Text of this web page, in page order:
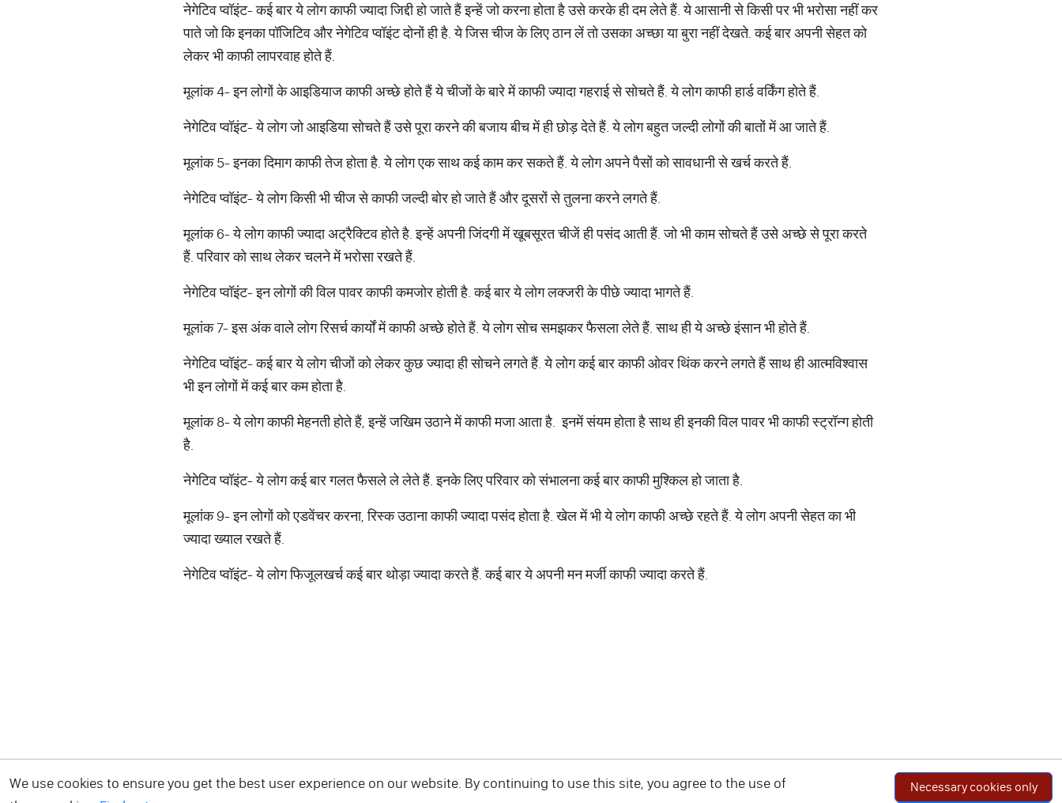
नेगेटिव प्वॉइंट- कई बार ये लोग काफी ज्यादा जिद्दी हो जाते हैं इन्हें जो करना होता है उसे करके ही दम लेते हैं. ये आसानी से किसी पर भी भरोसा नहीं कर
पाते जो कि इनका पॉजिटिव और नेगेटिव प्वॉइंट दोनों ही है. ये जिस चीज के लिए ठान लें तो उसका अच्छा या बुरा नहीं देखते. कई बार अपनी सेहत को
लेकर भी काफी लापरवाह होते हैं.
मूलांक 4- इन लोगों के आइडियाज काफी अच्छे होते हैं ये चीजों के बारे में काफी ज्यादा गहराई से सोचते हैं. ये लोग काफी हार्ड वर्किंग होते हैं.
नेगेटिव प्वॉइंट- ये लोग जो आइडिया सोचते हैं उसे पूरा करने की बजाय बीच में ही छोड़ देते हैं. ये लोग बहुत जल्दी लोगों की बातों में आ जाते हैं.
मूलांक 5- इनका दिमाग काफी तेज होता है. ये लोग एक साथ कई काम कर सकते हैं. ये लोग अपने पैसों को सावधानी से खर्च करते हैं.
नेगेटिव प्वॉइंट- ये लोग किसी भी चीज से काफी जल्दी बोर हो जाते हैं और दूसरों से तुलना करने लगते हैं.
मूलांक 6- ये लोग काफी ज्यादा अट्रैक्टिव होते है. इन्हें अपनी जिंदगी में खूबसूरत चीजें ही पसंद आती हैं. जो भी काम सोचते हैं उसे अच्छे से पूरा करते
हैं. परिवार को साथ लेकर चलने में भरोसा रखते हैं.
नेगेटिव प्वॉइंट- इन लोगों की विल पावर काफी कमजोर होती है. कई बार ये लोग लक्जरी के पीछे ज्यादा भागते हैं.
मूलांक 7- इस अंक वाले लोग रिसर्च कार्यों में काफी अच्छे होते हैं. ये लोग सोच समझकर फैसला लेते हैं. साथ ही ये अच्छे इंसान भी होते हैं.
नेगेटिव प्वॉइंट- कई बार ये लोग चीजों को लेकर कुछ ज्यादा ही सोचने लगते हैं. ये लोग कई बार काफी ओवर थिंक करने लगते हैं साथ ही आत्मविश्वास
भी इन लोगों में कई बार कम होता है.
मूलांक 8- ये लोग काफी मेहनती होते हैं, इन्हें जखिम उठाने में काफी मजा आता है. इनमें संयम होता है साथ ही इनकी विल पावर भी काफी स्ट्रॉन्ग होती
है.
नेगेटिव प्वॉइंट- ये लोग कई बार गलत फैसले ले लेते हैं. इनके लिए परिवार को संभालना कई बार काफी मुश्किल हो जाता है.
मूलांक 9- इन लोगों को एडवेंचर करना, रिस्क उठाना काफी ज्यादा पसंद होता है. खेल में भी ये लोग काफी अच्छे रहते हैं. ये लोग अपनी सेहत का भी
ज्यादा ख्याल रखते हैं.
नेगेटिव प्वॉइंट- ये लोग फिजूलखर्च कई बार थोड़ा ज्यादा करते हैं. कई बार ये अपनी मन मर्जी काफी ज्यादा करते हैं.
We use cookies to ensure you get the best user experience on our website. By continuing to use this site, you agree to the use of
Necessary cookies only